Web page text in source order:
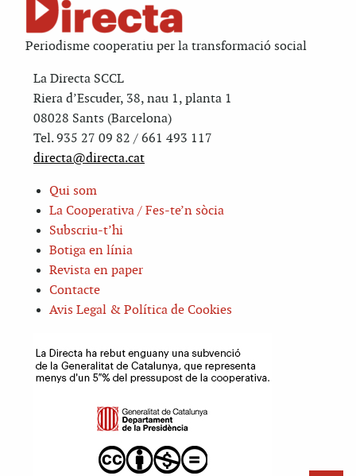
Periodisme cooperatiu per la transformació social
La Directa SCCL
Riera d’Escuder, 38, nau 1, planta 1
08028 Sants (Barcelona)
Tel. 935 27 09 82 / 661 493 117
directa@directa.cat
Qui som
La Cooperativa / Fes-te’n sòcia
Subscriu-t’hi
Botiga en línia
Revista en paper
Contacte
Avis Legal & Política de Cookies